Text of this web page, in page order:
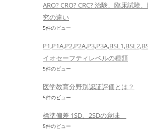
ARO? CRO? CRC? 治験、臨床試験
究の違い
5件のビュー
イオセーフティレベルの種類
5件のビュー
医学教育分野別認証評価とは？
5件のビュー
標準偏差 1SD、2SDの意味
5件のビュー